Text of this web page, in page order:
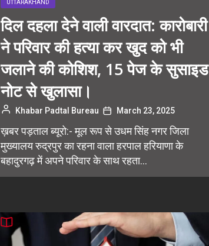
UTTARAKHAND
दिल दहला देने वाली वारदात: कारोबारी
ने परिवार की हत्या कर खुद को भी
जलाने की कोशिश, 15 पेज के सुसाइड
नोट से खुलासा।
Khabar Padtal Bureau March 23, 2025
ख़बर पड़ताल ब्यूरो:- मूल रूप से उधम सिंह नगर जिला
मुख्यालय रुद्रपुर का रहना वाला हरपाल हरियाणा के
बहादुरगढ़ में अपने परिवार के साथ रहता...